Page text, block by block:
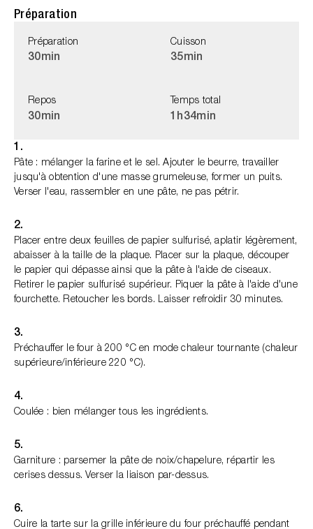
Préparation
Préparation
30min
Cuisson
35min
Repos
30min
Temps total
1h34min
1.
Pâte : mélanger la farine et le sel. Ajouter le beurre, travailler
jusqu'à obtention d'une masse grumeleuse, former un puits.
Verser l'eau, rassembler en une pâte, ne pas pétrir.
2.
Placer entre deux feuilles de papier sulfurisé, aplatir légèrement,
abaisser à la taille de la plaque. Placer sur la plaque, découper
le papier qui dépasse ainsi que la pâte à l'aide de ciseaux.
Retirer le papier sulfurisé supérieur. Piquer la pâte à l'aide d'une
fourchette. Retoucher les bords. Laisser refroidir 30 minutes.
3.
Préchauffer le four à 200 °C en mode chaleur tournante (chaleur
supérieure/inférieure 220 °C).
4.
Coulée : bien mélanger tous les ingrédients.
5.
Garniture : parsemer la pâte de noix/chapelure, répartir les
cerises dessus. Verser la liaison par-dessus.
6.
Cuire la tarte sur la grille inférieure du four préchauffé pendant